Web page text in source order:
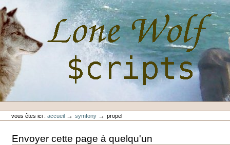
au
contenu.
Aller
à
la
navigation
Outils
personnels
vous êtes ici : accueil →symfony →propel
Envoyer cette page à quelqu'un